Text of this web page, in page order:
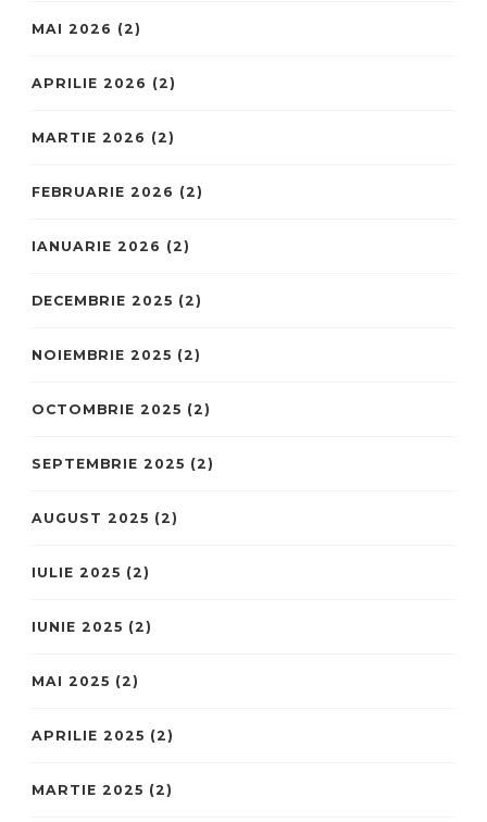
MAI 2026 (2)
APRILIE 2026 (2)
MARTIE 2026 (2)
FEBRUARIE 2026 (2)
IANUARIE 2026 (2)
DECEMBRIE 2025 (2)
NOIEMBRIE 2025 (2)
OCTOMBRIE 2025 (2)
SEPTEMBRIE 2025 (2)
AUGUST 2025 (2)
IULIE 2025 (2)
IUNIE 2025 (2)
MAI 2025 (2)
APRILIE 2025 (2)
MARTIE 2025 (2)